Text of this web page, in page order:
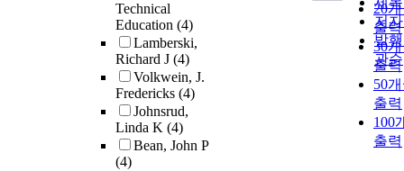
Technical
Education (4)
Lamberski,
Richard J (4)
Volkwein, J.
Fredericks (4)
Johnsrud,
Linda K (4)
Bean, John P
(4)
저
발
관순
20
출력
30
출력
50
출력
100
출력